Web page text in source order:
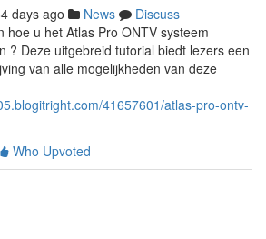
days ago News
Discuss
hoe u het Atlas Pro ONTV systeem
? Deze uitgebreid tutorial biedt lezers een
van alle mogelijkheden van deze
41657601/atlas-pro-ontv-
Who Upvoted